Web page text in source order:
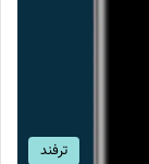
ترفند